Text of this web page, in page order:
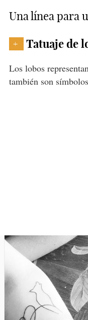
Una línea para
+ Tatuaje de
Los lobos
también son